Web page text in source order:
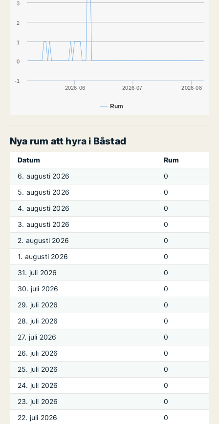
Rum
2026-06 2026-07 2026-08
-1
0
1
2
3
Nya rum att hyra i Båstad
Datum
Rum
6. augusti 2026
0
5. augusti 2026
0
4. augusti 2026
0
3. augusti 2026
0
2. augusti 2026
0
1. augusti 2026
0
31. juli 2026
0
30. juli 2026
0
29. juli 2026
0
28. juli 2026
0
27. juli 2026
0
26. juli 2026
0
25. juli 2026
0
24. juli 2026
0
23. juli 2026
0
22. juli 2026
0